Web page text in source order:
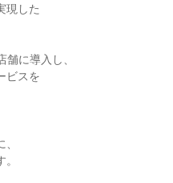
現した
に導入し、
ビスを